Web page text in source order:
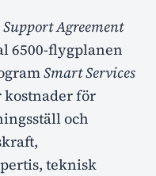
Support Agreement
6500-flygplanen
Smart Services
kostnader för
och
teknisk